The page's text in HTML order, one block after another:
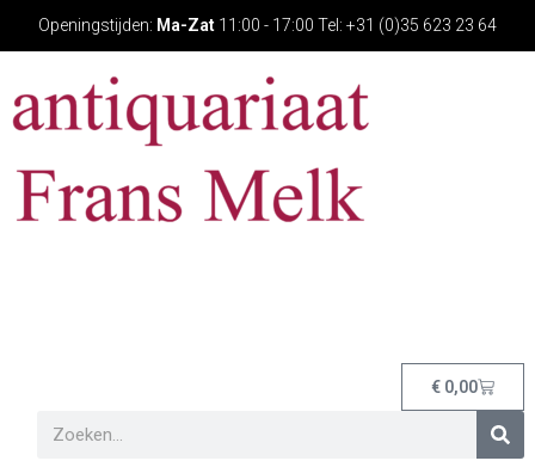
Openingstijden: Ma-Zat 11:00 - 17:00 Tel: +31 (0)35 623 23 64
€ 0,00